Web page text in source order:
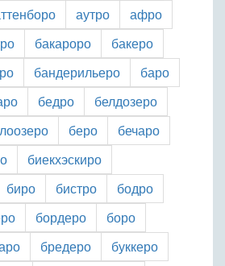
аутро
афро
бакароро
бакеро
бандерильеро
баро
бедро
белдозеро
беро
бечаро
биекхэскиро
биро бистро
бодро
бордеро
боро
бредеро
буккеро